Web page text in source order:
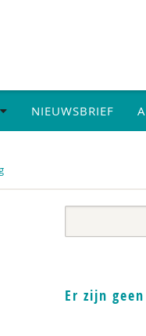
NIEUWSBRIEF
Er zijn